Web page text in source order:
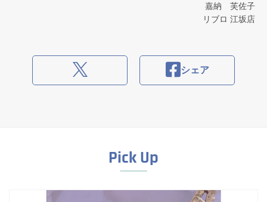
嘉納 芙佐子
リブロ 江坂店
シェア
Pick Up